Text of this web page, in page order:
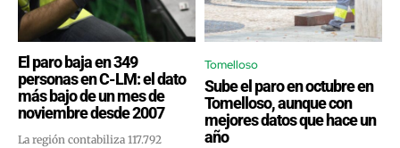
El paro baja en 349
personas en C-LM: el dato
más bajo de un mes de
noviembre desde 2007
La región contabiliza 117.792
Tomelloso
Sube el paro en octubre en
Tomelloso, aunque con
mejores datos que hace un
año